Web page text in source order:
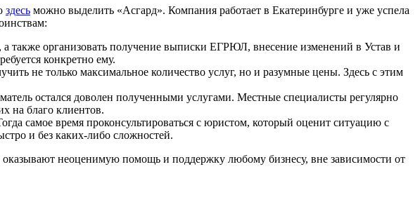
здесь можно выделить «Асгард». Компания работает в Екатеринбурге и уже успела
организовать получение выписки ЕГРЮЛ, внесение изменений в Устав и
конкретно ему.
не только максимальное количество услуг, но и разумные цены. Здесь с этим
остался доволен полученными услугами. Местные специалисты регулярно
на благо клиентов.
самое время проконсультироваться с юристом, который оценит ситуацию с
и без каких-либо сложностей.
оказывают неоценимую помощь и поддержку любому бизнесу, вне зависимости от